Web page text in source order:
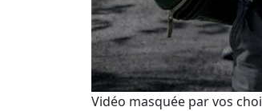
Vidéo masquée par vos